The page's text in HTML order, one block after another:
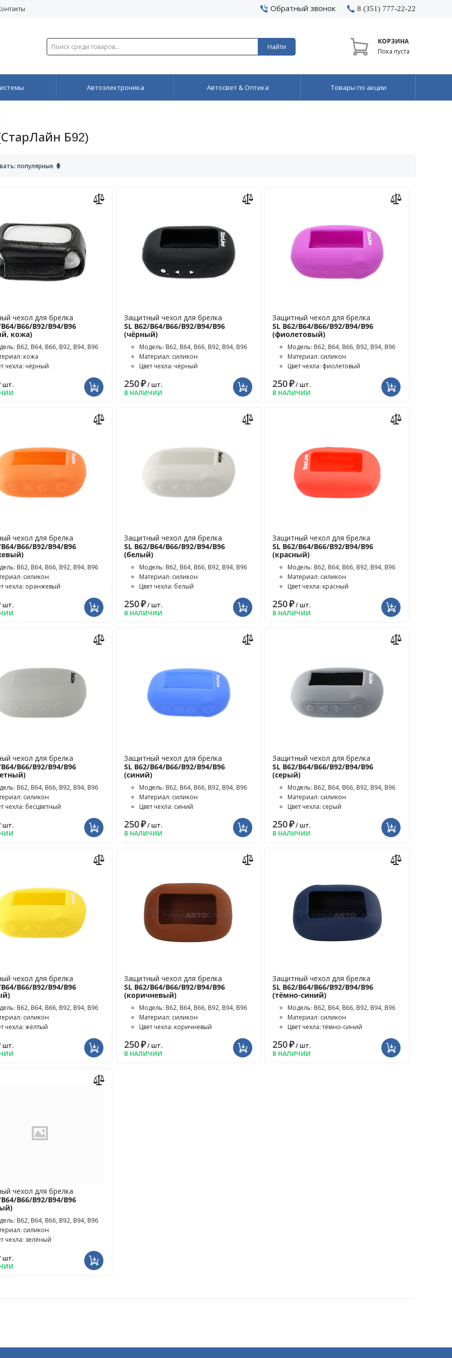
Обратный звонок 8 (351) 777-22-22
Найти
КОРЗИНА
Пока пуста
Автоэлектроника Автосвет & Оптика Товары по акции
Б92)
популярные
чехол для брелка
B66/B92/B94/B96
кожа)
B62, B64, B66, B92, B94, B96
кожа
чехла: чёрный
шт.
Защитный чехол для брелка
SL B62/B64/B66/B92/B94/B96
(чёрный)
Модель: B62, B64, B66, B92, B94, B96
Материал: силикон
Цвет чехла: чёрный
250₽/ шт.
В НАЛИЧИИ
Защитный чехол для брелка
SL B62/B64/B66/B92/B94/B96
(фиолетовый)
Модель: B62, B64, B66, B92, B94, B96
Материал: силикон
Цвет чехла: фиолетовый
250₽/ шт.
В НАЛИЧИИ
чехол для брелка
B66/B92/B94/B96
B62, B64, B66, B92, B94, B96
силикон
чехла: оранжевый
шт.
Защитный чехол для брелка
SL B62/B64/B66/B92/B94/B96
(белый)
Модель: B62, B64, B66, B92, B94, B96
Материал: силикон
Цвет чехла: белый
250₽/ шт.
В НАЛИЧИИ
Защитный чехол для брелка
SL B62/B64/B66/B92/B94/B96
(красный)
Модель: B62, B64, B66, B92, B94, B96
Материал: силикон
Цвет чехла: красный
250₽/ шт.
В НАЛИЧИИ
чехол для брелка
B66/B92/B94/B96
B62, B64, B66, B92, B94, B96
силикон
чехла: бесцветный
шт.
Защитный чехол для брелка
SL B62/B64/B66/B92/B94/B96
(синий)
Модель: B62, B64, B66, B92, B94, B96
Материал: силикон
Цвет чехла: синий
250₽/ шт.
В НАЛИЧИИ
Защитный чехол для брелка
SL B62/B64/B66/B92/B94/B96
(серый)
Модель: B62, B64, B66, B92, B94, B96
Материал: силикон
Цвет чехла: серый
250₽/ шт.
В НАЛИЧИИ
чехол для брелка
B66/B92/B94/B96
B62, B64, B66, B92, B94, B96
силикон
чехла: жёлтый
шт.
Защитный чехол для брелка
SL B62/B64/B66/B92/B94/B96
(коричневый)
Модель: B62, B64, B66, B92, B94, B96
Материал: силикон
Цвет чехла: коричневый
250₽/ шт.
В НАЛИЧИИ
Защитный чехол для брелка
SL B62/B64/B66/B92/B94/B96
(тёмно-синий)
Модель: B62, B64, B66, B92, B94, B96
Материал: силикон
Цвет чехла: тёмно-синий
250₽/ шт.
В НАЛИЧИИ
чехол для брелка
B66/B92/B94/B96
B62, B64, B66, B92, B94, B96
силикон
чехла: зелёный
шт.